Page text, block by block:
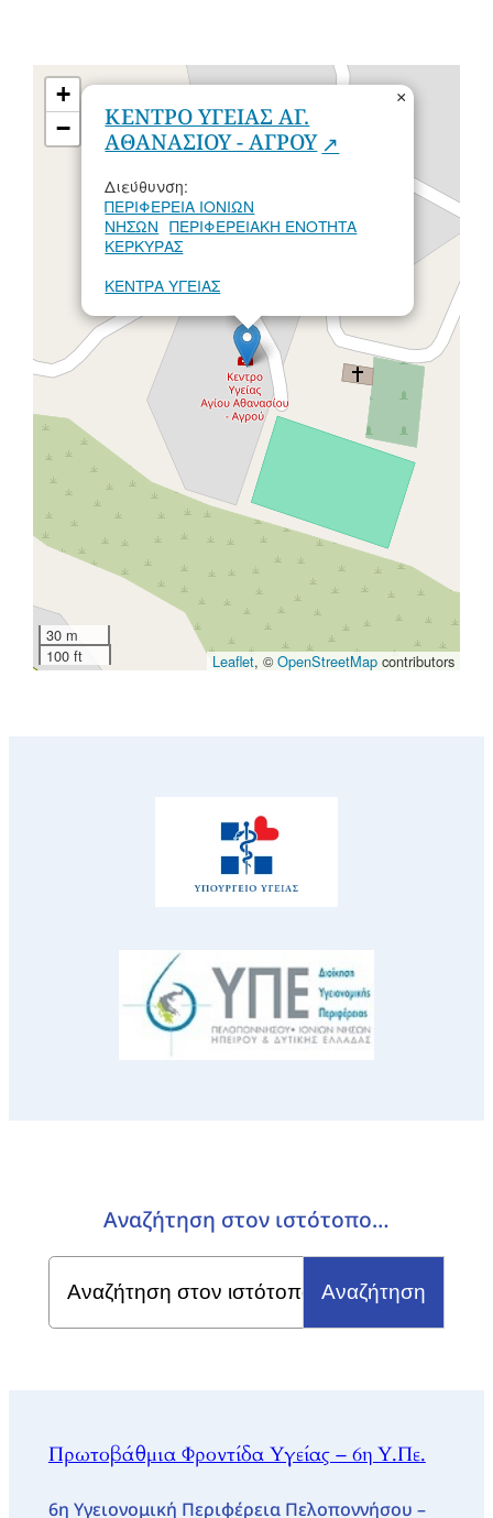
ΚΕΝΤΡΟ ΥΓΕΙΑΣ ΑΓ.
ΑΘΑΝΑΣΙΟΥ - ΑΓΡΟΥ
Διεύθυνση:
ΠΕΡΙΦΕΡΕΙΑ ΙΟΝΙΩΝ
ΝΗΣΩΝ ΠΕΡΙΦΕΡΕΙΑΚΗ ΕΝΟΤΗΤΑ
ΚΕΡΚΥΡΑΣ
ΚΕΝΤΡΑ ΥΓΕΙΑΣ
×
+
−
30 m
100 ft
Leaflet, ©OpenStreetMapcontributors
Αναζήτηση στον ιστότοπο…
Search
for:
Πρωτοβάθμια Φροντίδα Υγείας – 6η Υ.Πε.
6η Υγειονομική Περιφέρεια Πελοποννήσου –